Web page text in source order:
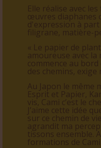
Elle réalise avec
œuvres diaphanes
d'expression à
filigrane, matière-
« Le papier de
amoureuse avec
commence au
des chemins, exige
Au Japon le même
Esprit et Papier,
vis, Cami c’est le
J’aime cette idée
sur ce chemin de
agrandit ma
tissons ensemble.
formations de